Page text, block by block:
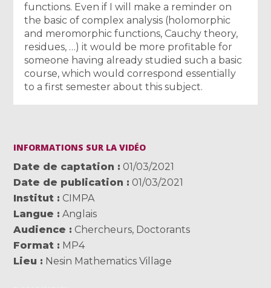
functions. Even if I will make a reminder on
the basic of complex analysis (holomorphic
and meromorphic functions, Cauchy theory,
residues, …) it would be more profitable for
someone having already studied such a basic
course, which would correspond essentially
to a first semester about this subject.
INFORMATIONS SUR LA VIDÉO
Date de captation
01/03/2021
Date de publication
01/03/2021
Institut
CIMPA
Langue
Anglais
Audience
Chercheurs, Doctorants
Format
MP4
Lieu
Nesin Mathematics Village